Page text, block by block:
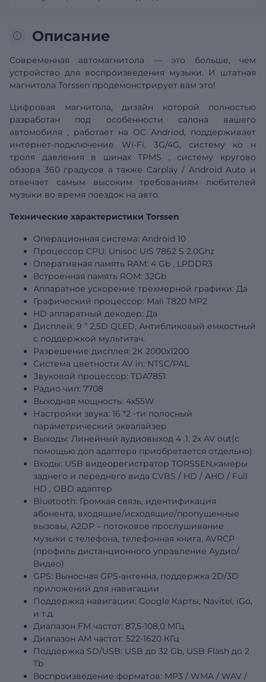
Описание
Современная автомагнитола — это больше, чем
устройство для воспроизведения музыки. И штатная
магнитола Torssen продемонстрирует вам это!
Цифровая магнитола, дизайн которой полностью
разработан под особенности салона вашего
автомобиля , работает на ОС Andriod, поддерживает
интернет-подключение Wi-Fi, 3G/4G, систему ко н
троля давления в шинахTPMS ,
систему кругово
обзора 360 градусов а также Carplay / Android Auto и
отвечает самым высоким требованиям любителей
музыки во время поездок на авто.
Технические характеристики Torssen
Операционная система: Android 10
Процессор CPU: Unisoc UIS 7862 S 2.0Ghz
Оперативная память RAM: 4 Gb , LPDDR3
Встроенная память ROM: 32Gb
Аппаратное ускорение трехмерной графики: Да
Графический процессор: Mali T820 MP2
HD аппаратный декодер: Да
Дисплей: 9 ” 2,5D QLED, Антибликовый емкостный
с поддержкой мультитач.
Разрешение дисплея: 2К 2000х1200
Система цветности AV in: NTSC/PAL
Звуковой процессор: TDA7851
Радио чип: 7708
Выходная мощность: 4х55W
Настройки звука: 16 *2 -ти полосный
параметрический эквалайзер
Выходы: Линейный аудиовыход 4 .1, 2x AV out(с
помощью доп адаптера приобретается отдельно)
Входы: USB видеорегистратор TORSSEN,камеры
заднего и переднего вида CVBS / HD / AHD / Full
HD , OBD адаптер
Bluetooth: Громкая связь, идентификация
абонента, входящие/исходящие/пропущенные
вызовы, A2DP – потоковое прослушивание
музыки с телефона, телефонная книга, AVRCP
(профиль дистанционного управление Аудио/
Видео)
GPS: Выносная GPS-антенна, поддержка 2D/3D
приложений для навигации
Поддержка навигации: Google Карты, Navitel, iGo,
и т.д.
Диапазон FM частот: 87,5-108,0 МГц
Диапазон АМ частот: 522-1620 КГц
Поддержка SD/USB: USB до 32 Gb, USB Flash до 2
Tb
Воспроизведение форматов: MP3 / WMA / WAV /